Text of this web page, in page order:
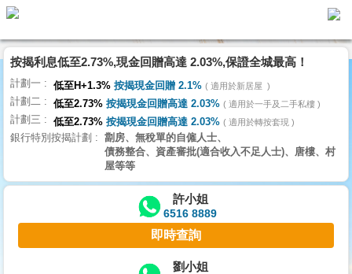
代
理
主
頁
搵
樓/
交
業
主
按揭利息低至2.73%,現金回贈高達 2.03%,保證全城最高！
計劃一 低至H+1.3% 按揭現金回贈 2.1% 適用於新居屋
計劃二 低至2.73% 按揭現金回贈高達 2.03% 適用於一手及二手私樓
計劃三 低至2.73% 按揭現金回贈高達 2.03% 適用於轉按套現
銀行特別按揭計劃
劏房、無稅單的自僱人士、
債務整合、資產審批(適合收入不足人士)、唐樓、村
屋等等
許小姐
6516 8889
即時查詢
劉小姐